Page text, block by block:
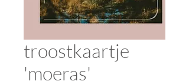
troostkaartje
'moeras'